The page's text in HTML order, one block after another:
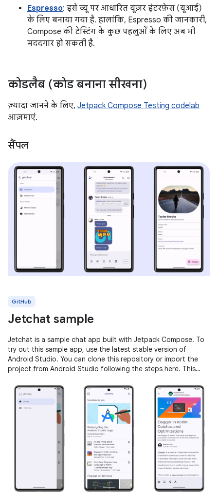
Espresso: इसे व्यू पर आधारित यूज़र इंटरफ़ेस (यूआई)
के लिए बनाया गया है. हालांकि, Espresso की जानकारी,
Compose की टेस्टिंग के कुछ पहलुओं के लिए अब भी
मददगार हो सकती है.
कोडलैब (कोड बनाना सीखना)
ज़्यादा जानने के लिए, Jetpack Compose Testing codelab
आज़माएं.
सैंपल
GitHub
Jetchat sample
Jetchat is a sample chat app built with Jetpack Compose. To
try out this sample app, use the latest stable version of
Android Studio. You can clone this repository or import the
project from Android Studio following the steps here. This